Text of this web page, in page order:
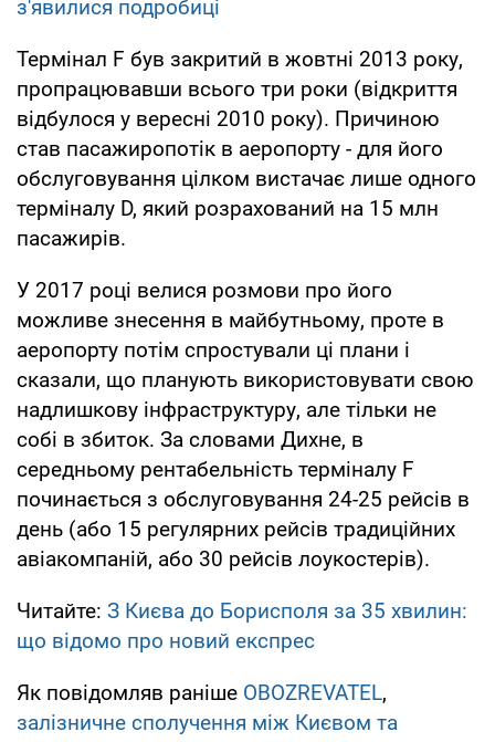
з'явилися подробиці
Термінал F був закритий в жовтні 2013 року,
пропрацювавши всього три роки (відкриття
відбулося у вересні 2010 року). Причиною
став пасажиропотік в аеропорту - для його
обслуговування цілком вистачає лише одного
терміналу D, який розрахований на 15 млн
пасажирів.
У 2017 році велися розмови про його
можливе знесення в майбутньому, проте в
аеропорту потім спростували ці плани і
сказали, що планують використовувати свою
надлишкову інфраструктуру, але тільки не
собі в збиток. За словами Дихне, в
середньому рентабельність терміналу F
починається з обслуговування 24-25 рейсів в
день (або 15 регулярних рейсів традиційних
авіакомпаній, або 30 рейсів лоукостерів).
Читайте: З Києва до Борисполя за 35 хвилин:
що відомо про новий експрес
Як повідомляв раніше OBOZREVATEL,
залізничне сполучення між Києвом та